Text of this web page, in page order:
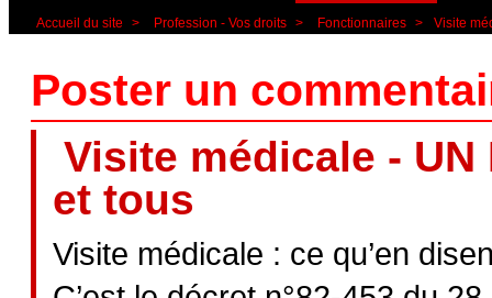
Accueil du site > Profession - Vos droits > Fonctionnaires > Visite
Poster un
Visite médicale -
et tous
Visite médicale : ce qu’en